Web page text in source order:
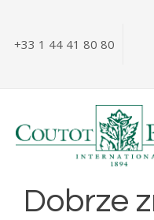
treści+33 1 44 41 80 80
Dobrze